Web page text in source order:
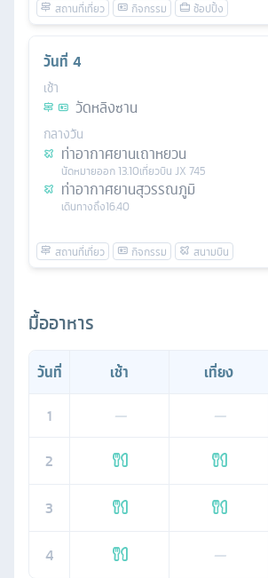
วันที่ 4
เช้า
วัดหลิงซาน
กลางวัน
ท่าอากาศยานเถาหยวน
นัดหมายออก13.10เที่ยวบิน JX 745
ท่าอากาศยานสุวรรณภูมิ
เดินทางถึง16.40
มื้ออาหาร
วันที่ เช้า เที่ยง
1
— —
2
3
4 —